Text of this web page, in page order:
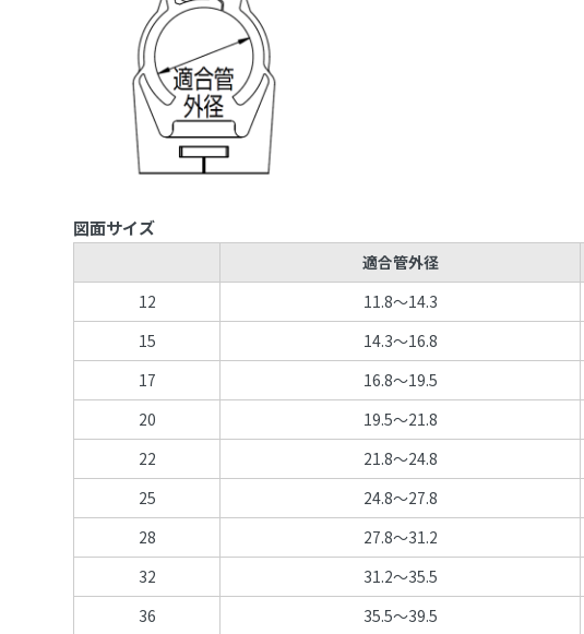
図面サイズ
適合管外径
12
11.8～14.3
15
14.3～16.8
17
16.8～19.5
20
19.5～21.8
22
21.8～24.8
25
24.8～27.8
28
27.8～31.2
32
31.2～35.5
36
35.5～39.5